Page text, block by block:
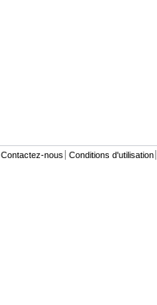
Contactez-nous Conditions d'utilisation